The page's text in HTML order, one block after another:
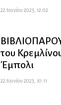
22 Ιουνίου 2023, 12:02
του
Έμπολι
22 Ιουνίου 2023, 10:11